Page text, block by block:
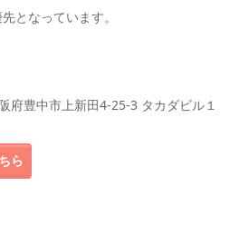
となっています。
府豊中市上新田4-25-3 タカダビル１
ら